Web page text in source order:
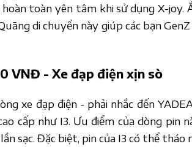
toàn yên tâm khi sử dụng X-joy.
di chuyển này giúp các bạn
VNĐ - Xe đạp điện xịn sò
xe đạp điện - phải nhắc đến
cấp như I3. Ưu điểm của dòng pin
sạc. Đặc biệt, pin của I3 có thể tháo